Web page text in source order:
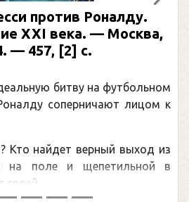
против Роналду.
XXI века. — Москва,
— 457, [2] с.
битву на футбольном
соперничают лицом к
Кто найдет верный выход из
на поле и щепетильной в
...